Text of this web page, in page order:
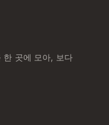
한 곳에 모아, 보다